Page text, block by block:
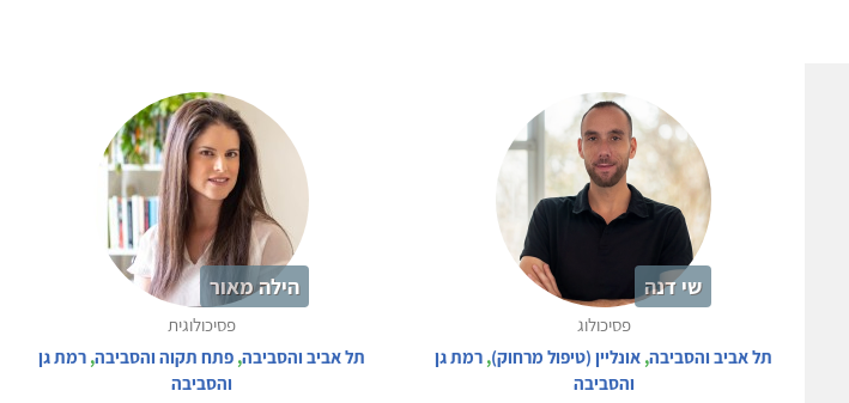
שי דנה
פסיכולוג
תל אביב והסביבה, אונליין (טיפול מרחוק), רמת גן
והסביבה
הילה מאור
פסיכולוגית
תל אביב והסביבה,פתח תקוה והסביבה,רמת גן
והסביבה